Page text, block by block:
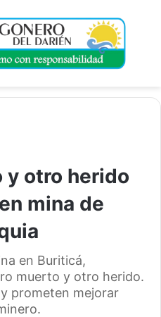
y otro herido
mina de
en Buriticá,
muerto y otro herido.
prometen mejorar